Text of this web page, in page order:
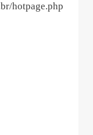
hotpage.php